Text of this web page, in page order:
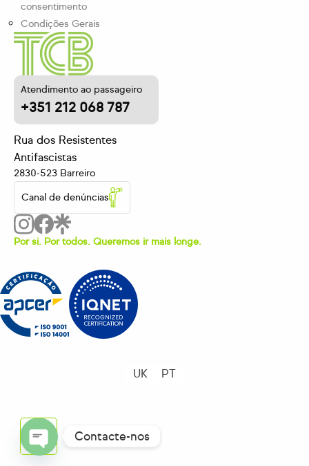
Atendimento ao passageiro
+351 212 068 787
Rua dos Resistentes
Antifascistas
2830-523 Barreiro
Canal de denúncias
Por si. Por todos. Queremos ir mais longe.
consentimento
Condições Gerais
UK PT
Contacte-nos
OPEN